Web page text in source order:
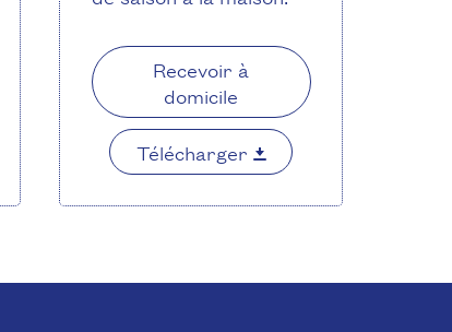
Recevoir à
domicile
Télécharger